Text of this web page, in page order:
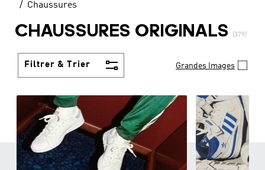
Chaussures
CHAUSSURES ORIGINALS (379)
Filtrer & Trier Grandes Images